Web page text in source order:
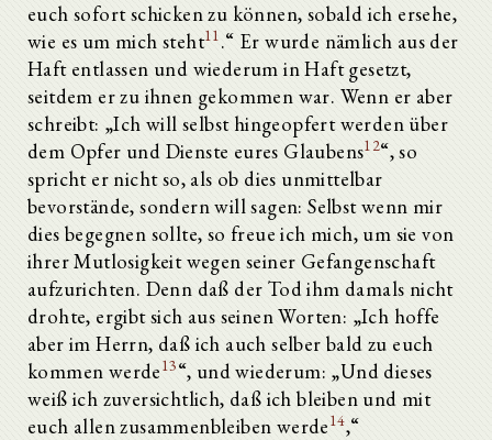
euch sofort schicken zu können, sobald ich ersehe,
wie es um mich steht11.“ Er wurde nämlich aus der
Haft entlassen und wiederum in Haft gesetzt,
seitdem er zu ihnen gekommen war. Wenn er aber
schreibt: „Ich will selbst hingeopfert werden über
dem Opfer und Dienste eures Glaubens12“, so
spricht er nicht so, als ob dies unmittelbar
bevorstände, sondern will sagen: Selbst wenn mir
dies begegnen sollte, so freue ich mich, um sie von
ihrer Mutlosigkeit wegen seiner Gefangenschaft
aufzurichten. Denn daß der Tod ihm damals nicht
drohte, ergibt sich aus seinen Worten: „Ich hoffe
aber im Herrn, daß ich auch selber bald zu euch
kommen werde13“, und wiederum: „Und dieses
weiß ich zuversichtlich, daß ich bleiben und mit
euch allen zusammenbleiben werde14,“